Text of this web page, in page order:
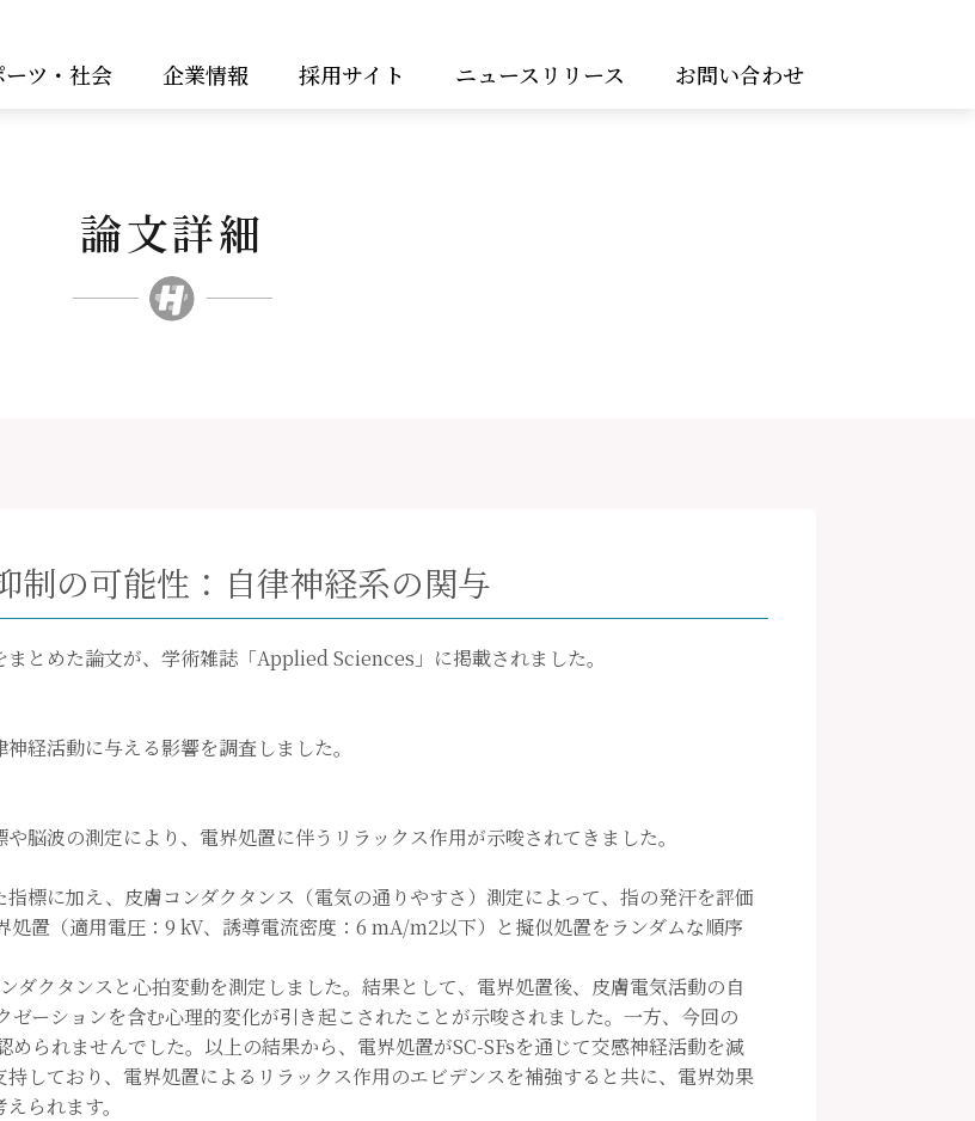
ツ・社会 企業情報 採用サイト ニュースリリース お問い合わせ
論文詳細
制の可能性：自律神経系の関与
とめた論文が、学術雑誌「Applied Sciences」に掲載されました。
経活動に与える影響を調査しました。
脳波の測定により、電界処置に伴うリラックス作用が示唆されてきました。
標に加え、皮膚コンダクタンス（電気の通りやすさ）測定によって、指の発汗を評価
処置（適用電圧：9 kV、誘導電流密度：6 mA/m2以下）と擬似処置をランダムな順序
ダクタンスと心拍変動を測定しました。結果として、電界処置後、皮膚電気活動の自
ゼーションを含む心理的変化が引き起こされたことが示唆されました。一方、今回の
られませんでした。以上の結果から、電界処置がSC-SFsを通じて交感神経活動を減
しており、電界処置によるリラックス作用のエビデンスを補強すると共に、電界効果
られます。